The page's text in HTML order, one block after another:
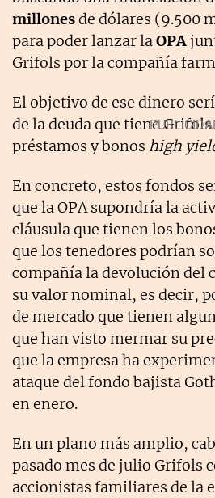
millonesde dólares (9.500
para poder lanzar laOPA
Grifols por la compañía
El objetivo de ese dinero
de la deuda que tiene
préstamos y bonos high
En concreto, estos fondos
que la OPA supondría la
cláusula que tienen los
que los tenedores podrían
compañía la devolución del
su valor nominal, es decir,
de mercado que tienen
que han visto mermar su
que la empresa ha
ataque del fondo bajista
en enero.
En un plano más amplio,
pasado mes de julio Grifols
accionistas familiares de la